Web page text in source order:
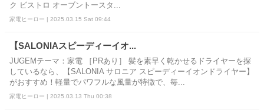
ク ビストロ オーブントースタ...
家電ヒーロー | 2025.03.15 Sat 09:44
【SALONIAスピーディーイオ...
JUGEMテーマ：家電 ［PRあり］ 髪を素早く乾かせるドライヤーを探
しているなら、【SALONIA サロニア スピーディーイオンドライヤー】
がおすすめ！軽量でパワフルな風量が特徴で、毎...
家電ヒーロー | 2025.03.13 Thu 00:38